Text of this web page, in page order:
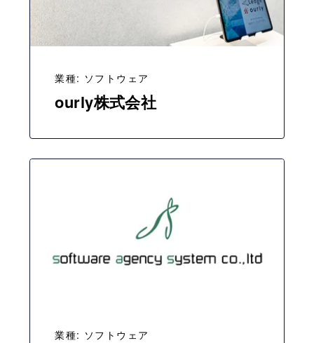
業種: ソフトウェア
ourly株式会社
業種: ソフトウェア